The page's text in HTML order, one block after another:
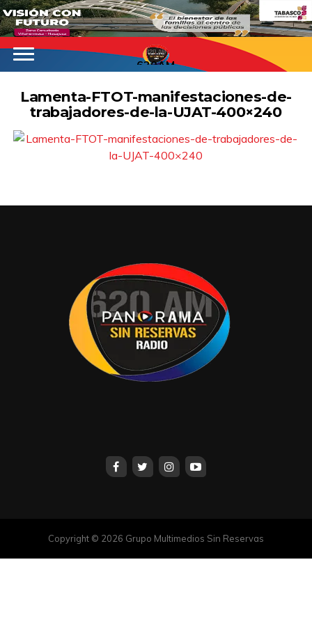
620AM
Lamenta-FTOT-manifestaciones-de-
trabajadores-de-la-UJAT-400×240
Copyright © 2026 Grupo Multimedios Sin Reservas